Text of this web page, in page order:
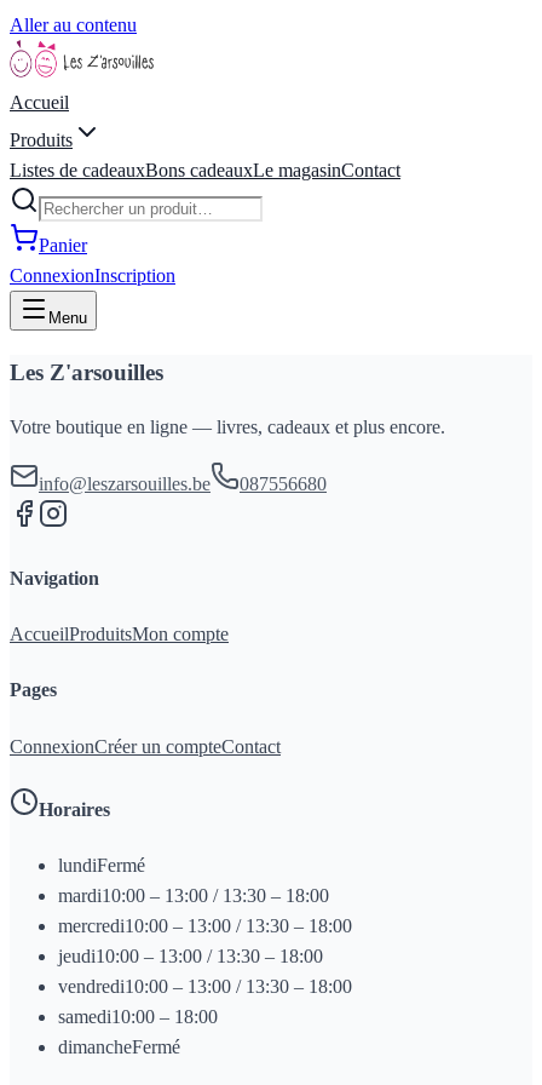
Aller au contenu
Accueil
Produits
Listes de cadeauxBons cadeauxLe magasinContact
Panier
ConnexionInscription
Menu
Les Z'arsouilles
Votre boutique en ligne — livres, cadeaux et plus encore.
info@leszarsouilles.be 087556680
Navigation
AccueilProduitsMon compte
Pages
ConnexionCréer un compteContact
Horaires
lundiFermé
mardi10:00 – 13:00 / 13:30 – 18:00
mercredi10:00 – 13:00 / 13:30 – 18:00
jeudi10:00 – 13:00 / 13:30 – 18:00
vendredi10:00 – 13:00 / 13:30 – 18:00
samedi10:00 – 18:00
dimancheFermé